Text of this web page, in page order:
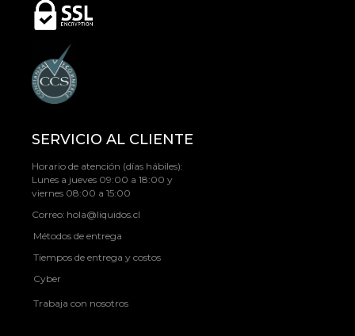
SERVICIO AL CLIENTE
Horario de atención (días hábiles):
Lunes a jueves 09:00 a 18:00 y
viernes 08:00 a 15:00
Correo: hola@liquidos.cl
Métodos de entrega
Tiempos de entrega y costos
Cyber
Trabaja con nosotros